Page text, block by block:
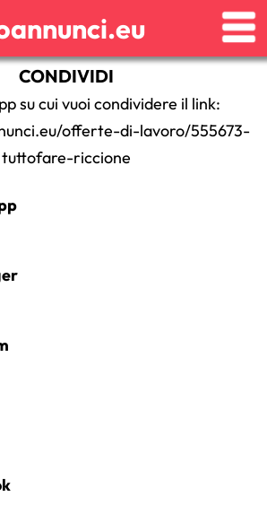
CONDIVIDI
su cui vuoi condividere il link:
offerte-di-lavoro/555673-
tuttofare-riccione